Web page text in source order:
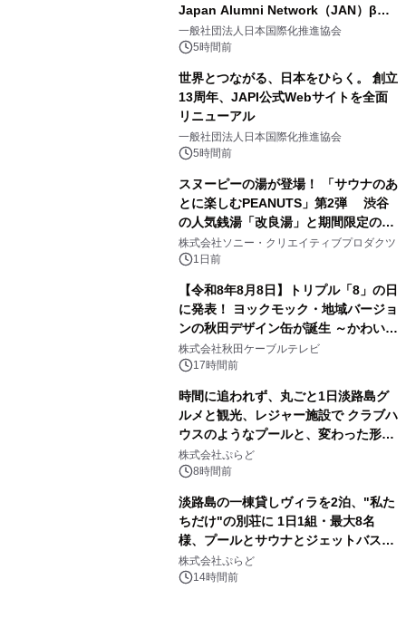
Japan Alumni Network（JAN）β版
をリリース
一般社団法人日本国際化推進協会
5時間前
世界とつながる、日本をひらく。 創立
13周年、JAPI公式Webサイトを全面
リニューアル
一般社団法人日本国際化推進協会
5時間前
スヌーピーの湯が登場！ 「サウナのあ
とに楽しむPEANUTS」第2弾 渋谷
の人気銭湯「改良湯」と期間限定のコ
ラボレーション サウナイキタイコラ
ボグッズも発売決定！
株式会社ソニー・クリエイティブプロダクツ
1日前
【令和8年8月8日】トリプル「8」の日
に発表！ ヨックモック・地域バージョ
ンの秋田デザイン缶が誕生 ～かわいい
秋田犬の子犬と秋田の四季と名所を巡
るパッケージ～ 9月1日(火)秋田県内で
株式会社秋田ケーブルテレビ
17時間前
時間に追われず、丸ごと1日淡路島グ
ルメと観光、レジャー施設で クラブハ
ウスのようなプールと、変わった形の
サウナも 「THE BOXY AWAJI」のお
得な素泊まり連泊プランで
株式会社ぷらど
8時間前
淡路島の一棟貸しヴィラを2泊、"私た
ちだけ"の別荘に 1日1組・最大8名
様、プールとサウナとジェットバス付
きで Villa Mon Temps AWAJIの連泊
素泊りプラン
株式会社ぷらど
14時間前